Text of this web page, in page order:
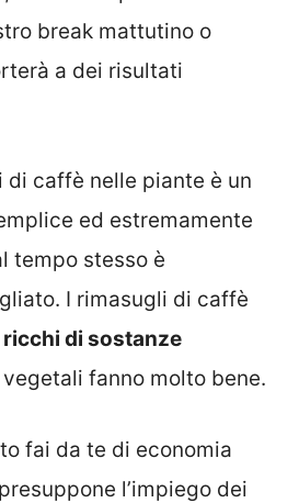
break mattutino o
a dei risultati
caffè nelle piante è un
ed estremamente
tempo stesso è
I rimasugli di caffè
ricchi di sostanze
fanno molto bene.
fai da te di economia
l’impiego dei